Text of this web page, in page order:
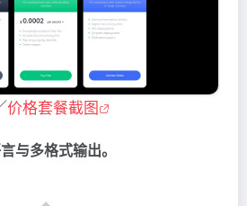
价格套餐截图
与多格式输出。